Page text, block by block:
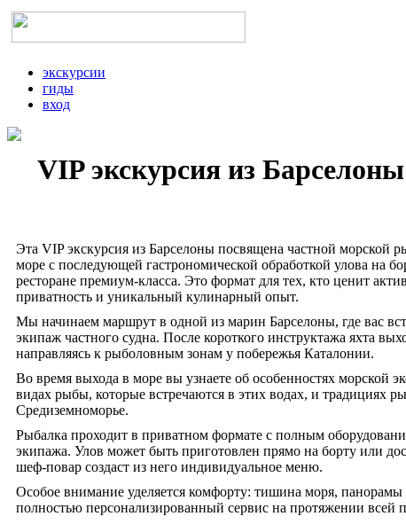
экскурсии
гиды
вход
VIP экскурсия из
Эта VIP экскурсия из Барселоны посвящена частной морской
море с последующей гастрономической обработкой улова на
ресторане премиум-класса. Это формат для тех, кто ценит
приватность и уникальный кулинарный опыт.
Мы начинаем маршрут в одной из марин Барселоны, где вас
экипаж частного судна. После короткого инструктажа яхта
направляясь к рыболовным зонам у побережья Каталонии.
Во время выхода в море вы узнаете об особенностях морской
видах рыбы, которые встречаются в этих водах, и традициях
Средиземноморье.
Рыбалка проходит в приватном формате с полным
экипажа. Улов может быть приготовлен прямо на борту или
шеф-повар создаст из него индивидуальное меню.
Особое внимание уделяется комфорту: тишина моря, панорамы
полностью персонализированный сервис на протяжении всей